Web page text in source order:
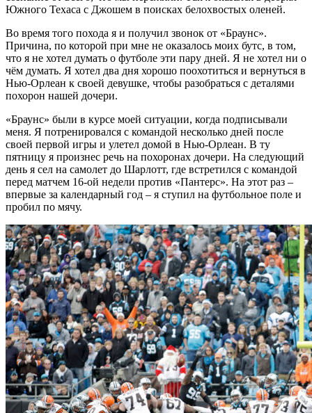
Южного Техаса с Джошем в поисках белохвостых оленей.
Во время того похода я и получил звонок от «Браунс».
Причина, по которой при мне не оказалось моих бутс, в том,
что я не хотел думать о футболе эти пару дней. Я не хотел ни о
чём думать. Я хотел два дня хорошо поохотиться и вернуться в
Нью-Орлеан к своей девушке, чтобы разобраться с деталями
похорон нашей дочери.
«Браунс» были в курсе моей ситуации, когда подписывали
меня. Я потренировался с командой несколько дней после
своей первой игры и улетел домой в Нью-Орлеан. В ту
пятницу я произнес речь на похоронах дочери. На следующий
день я сел на самолет до Шарлотт, где встретился с командой
перед матчем 16-ой недели против «Пантерс». На этот раз –
впервые за календарный год – я ступил на футбольное поле и
пробил по мячу.